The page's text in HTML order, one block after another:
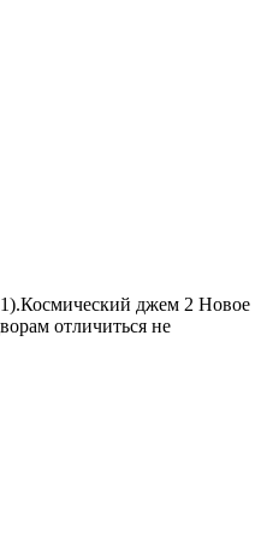
джем 2 Новое
отличиться не